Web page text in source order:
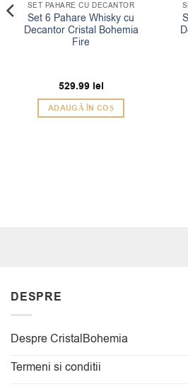
SET PAHARE CU DECANTOR
Set 6 Pahare Whisky cu
Decantor Cristal Bohemia
Fire
529.99 lei
ADAUGĂ ÎN COȘ
DESPRE
Despre CristalBohemia
Termeni si conditii